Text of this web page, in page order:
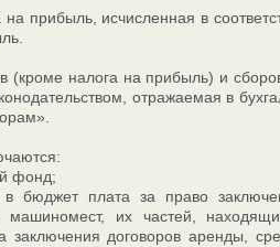
прибыль, исчисленная в
(кроме налога на прибыль) и
отражаемая в
фонд;
бюджет плата за право
их частей,
заключения договоров аренды,